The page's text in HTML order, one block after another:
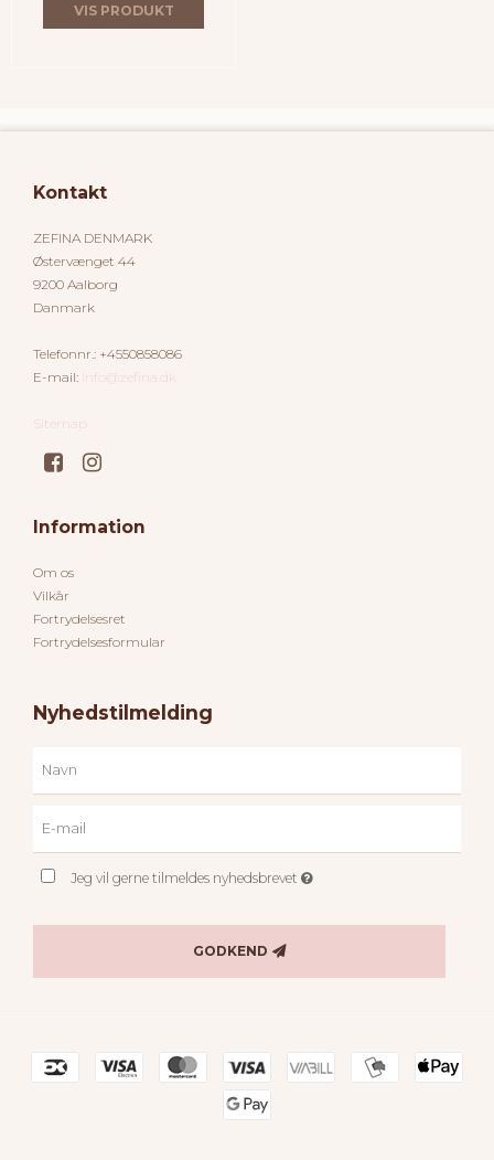
VIS PRODUKT
Kontakt
ZEFINA DENMARK
Østervænget 44
9200 Aalborg
Danmark
Telefonnr. : +4550858086
E-mail: Info@zefina.dk
Sitemap
Information
Om os
Vilkår
Fortrydelsesret
Fortrydelsesformular
Nyhedstilmelding
Jeg vil gerne tilmeldes nyhedsbrevet
GODKEND